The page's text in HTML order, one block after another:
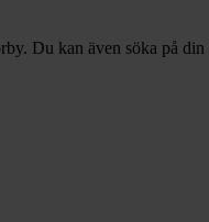
Du kan även söka på